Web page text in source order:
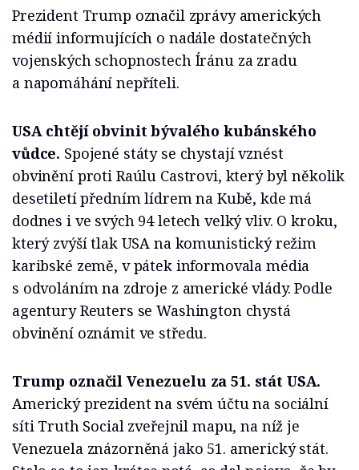
Prezident Trump označil zprávy amerických
médií informujících o nadále dostatečných
vojenských schopnostech Íránu za zradu
a napomáhání nepříteli.
USA chtějí obvinit bývalého kubánského
vůdce. Spojené státy se chystají vznést
obvinění proti Raúlu Castrovi, který byl několik
desetiletí předním lídrem na Kubě, kde má
dodnes i ve svých 94 letech velký vliv. O kroku,
který zvýší tlak USA na komunistický režim
karibské země, v pátek informovala média
s odvoláním na zdroje z americké vlády. Podle
agentury Reuters se Washington chystá
obvinění oznámit ve středu.
Trump označil Venezuelu za 51. stát USA.
Americký prezident na svém účtu na sociální
síti Truth Social zveřejnil mapu, na níž je
Venezuela znázorněná jako 51. americký stát.